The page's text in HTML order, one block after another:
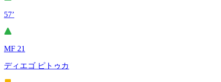
57’
MF 21
ディエゴ ピトゥカ